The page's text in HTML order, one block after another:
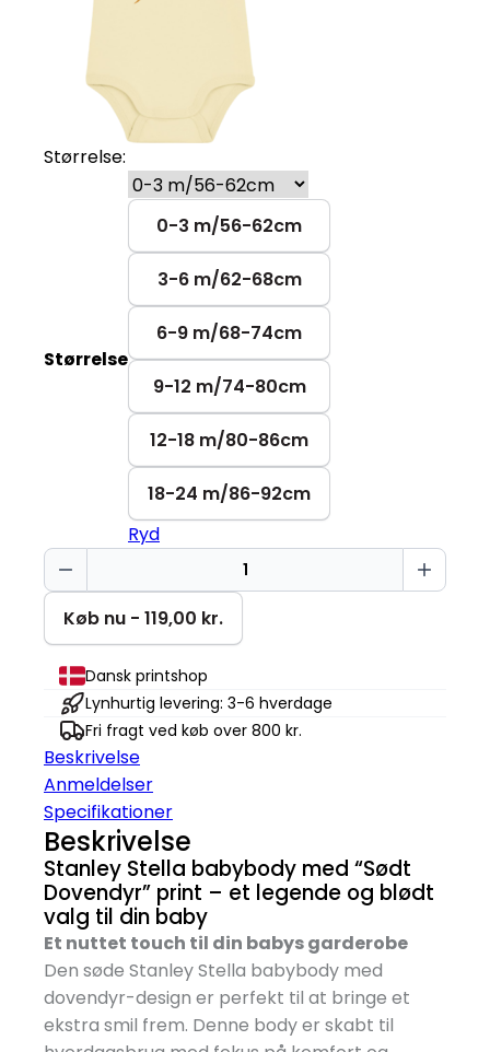
Størrelse:
Størrelse
0-3 m/56-62cm
3-6 m/62-68cm
6-9 m/68-74cm
9-12 m/74-80cm
12-18 m/80-86cm
18-24 m/86-92cm
Ryd
Sødt
dovendyr
Baby
Body
antal
Køb nu - 119,00 kr.
Dansk printshop
Lynhurtig levering: 3-6 hverdage
Fri fragt ved køb over 800 kr.
Beskrivelse
Anmeldelser
Specifikationer
Beskrivelse
Stanley Stella babybody med “Sødt
Dovendyr” print – et legende og blødt
valg til din baby
Et nuttet touch til din babys garderobe
Den søde Stanley Stella babybody med
dovendyr-design er perfekt til at bringe et
ekstra smil frem. Denne body er skabt til